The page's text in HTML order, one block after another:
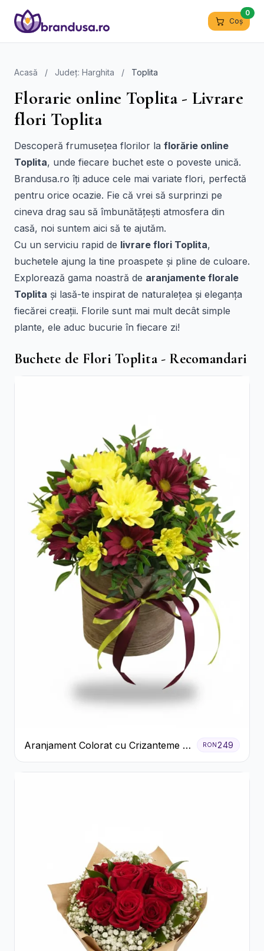
Coș
0
Acasă / Județ: Harghita / Toplita
Florarie online Toplita - Livrare
flori Toplita
Descoperă frumusețea florilor la florărie online
Toplita, unde fiecare buchet este o poveste unică.
Brandusa.ro îți aduce cele mai variate flori, perfectă
pentru orice ocazie. Fie că vrei să surprinzi pe
cineva drag sau să îmbunătățești atmosfera din
casă, noi suntem aici să te ajutăm.
Cu un serviciu rapid de livrare flori Toplita,
buchetele ajung la tine proaspete și pline de culoare.
Explorează gama noastră de aranjamente florale
Toplita și lasă-te inspirat de naturalețea și eleganța
fiecărei creații. Florile sunt mai mult decât simple
plante, ele aduc bucurie în fiecare zi!
Buchete de Flori Toplita - Recomandari
Aranjament Colorat cu Crizanteme în
Cutie Rustică
RON 249